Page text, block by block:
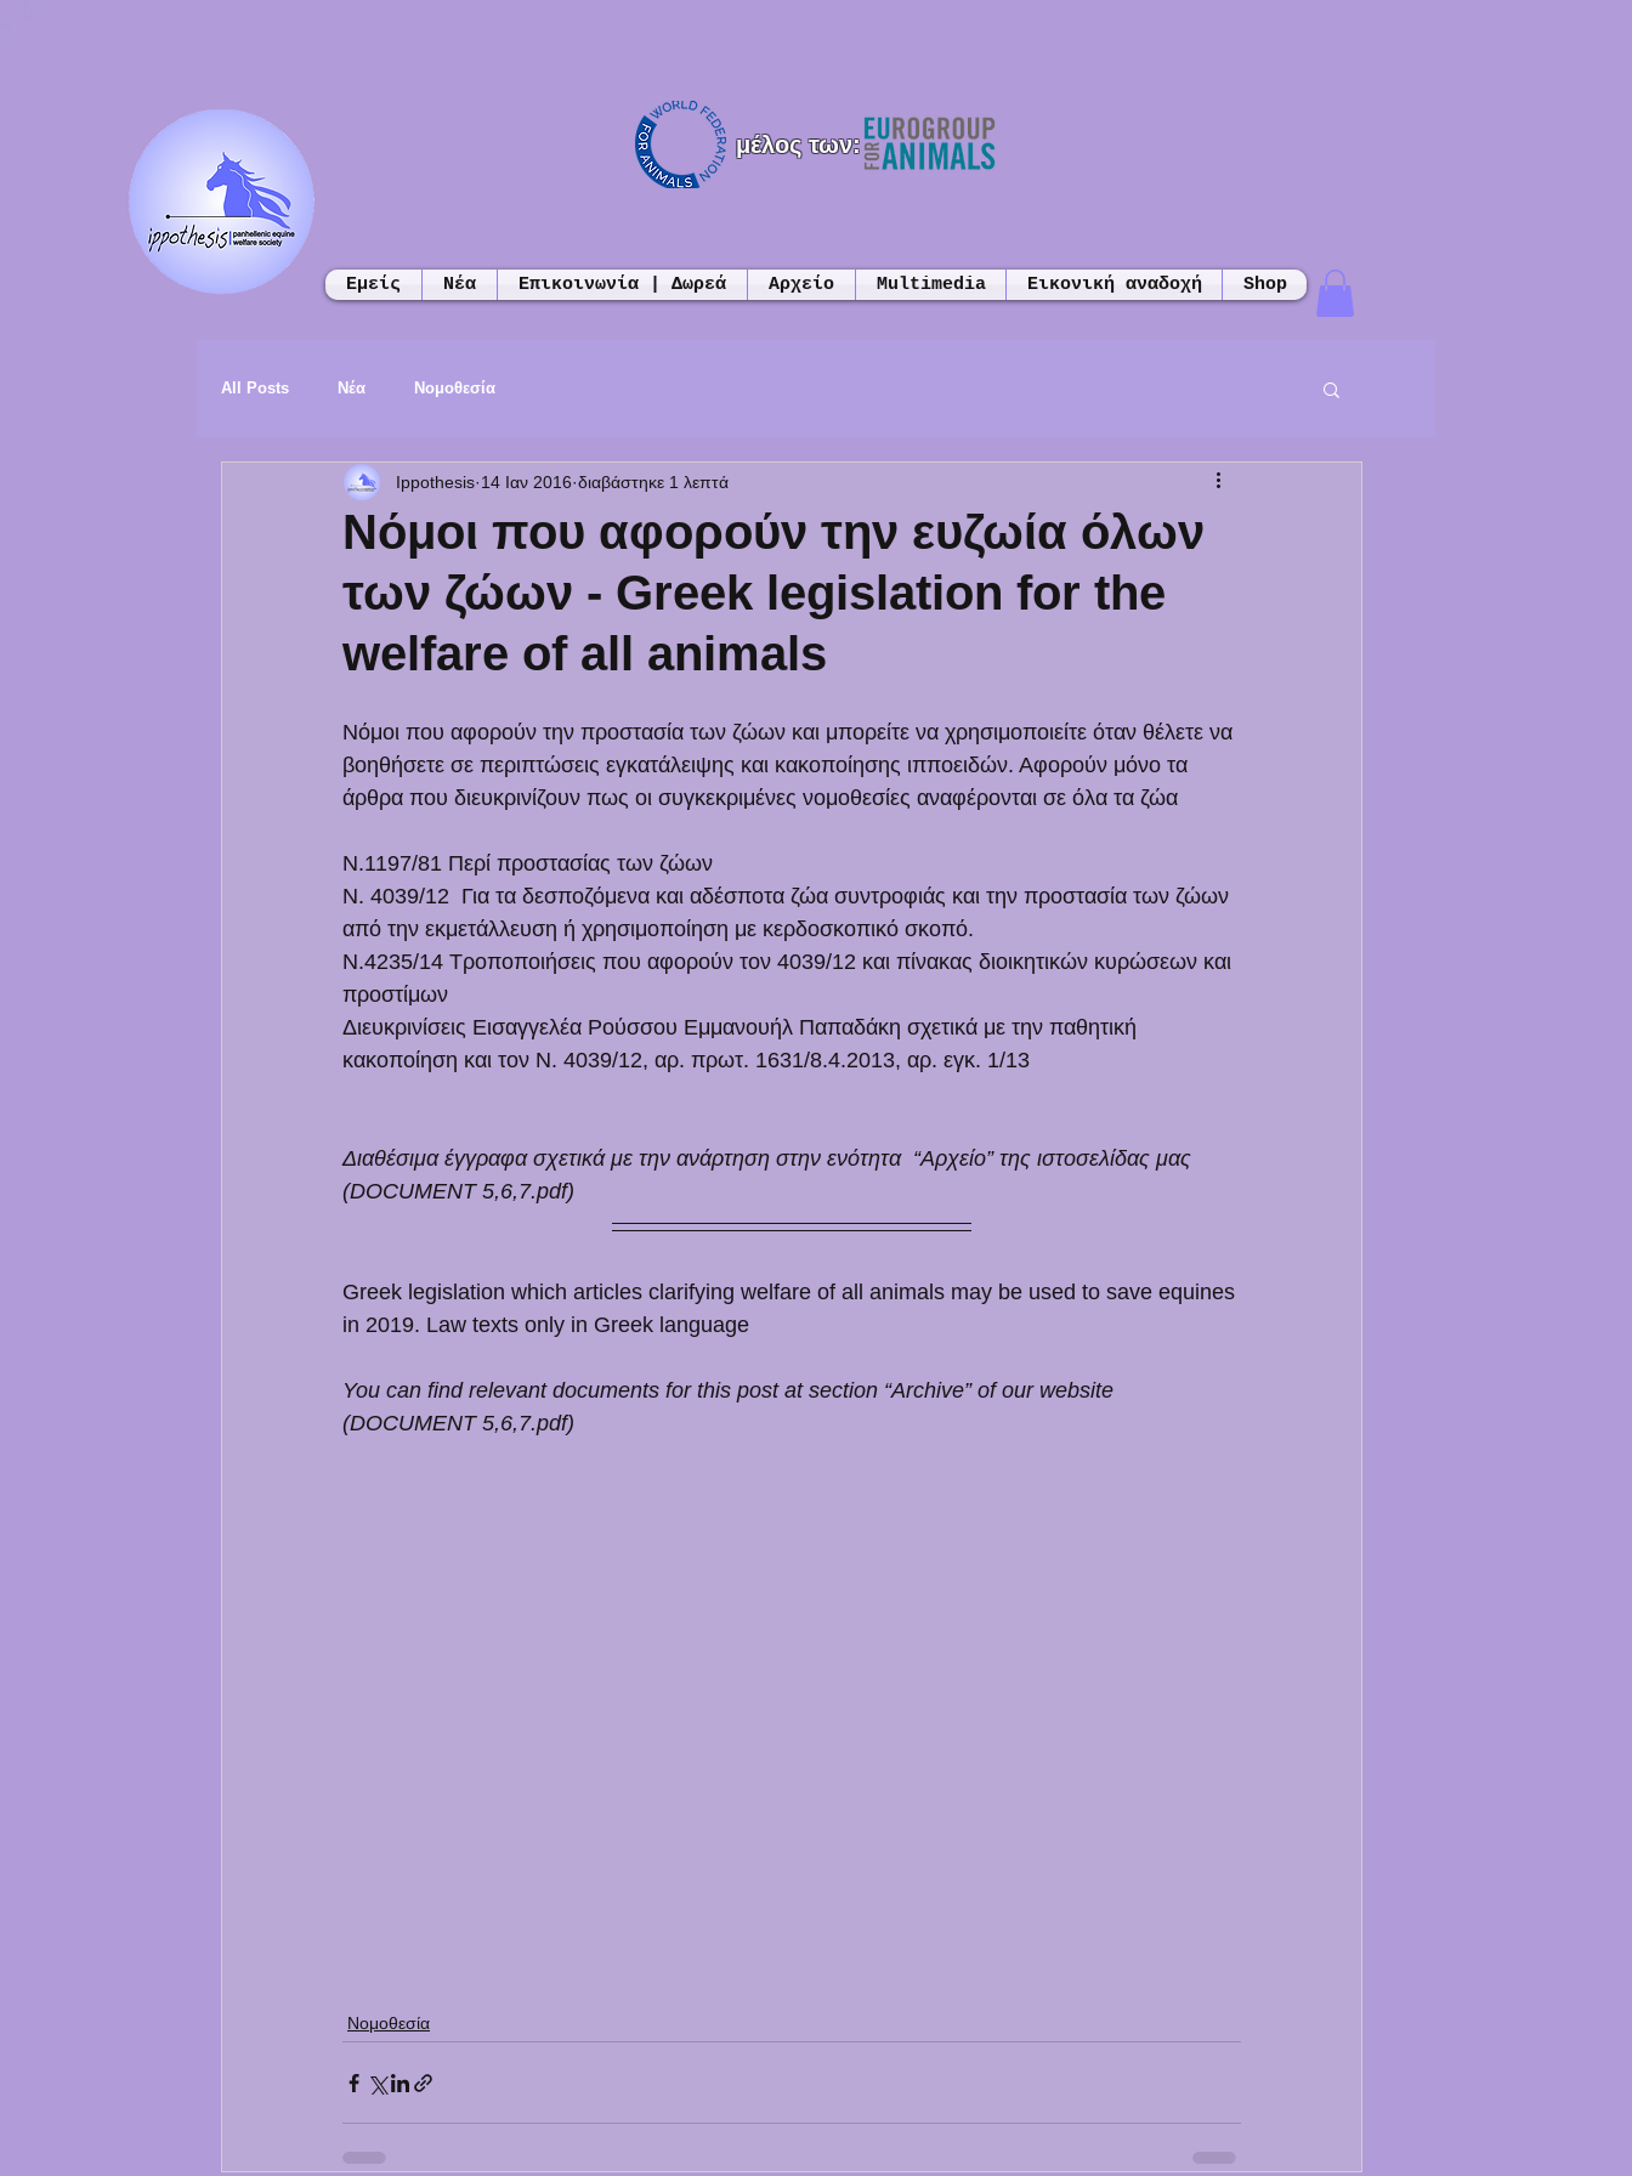
μέλος των:
Εμείς Νέα Επικοινωνία | Δωρεά Αρχείο Multimedia Εικονική αναδοχή Shop
All Posts Νέα Νομοθεσία
Νόμοι που αφορούν την ευζωία όλων
των ζώων - Greek legislation for the
welfare of all animals
Ippothesis 14 Ιαν 2016 διαβάστηκε 1 λεπτά
Νόμοι που αφορούν την προστασία των ζώων και μπορείτε να χρησιμοποιείτε όταν θέλετε να
βοηθήσετε σε περιπτώσεις εγκατάλειψης και κακοποίησης ιπποειδών. Αφορούν μόνο τα
άρθρα που διευκρινίζουν πως οι συγκεκριμένες νομοθεσίες αναφέρονται σε όλα τα ζώα
Ν.1197/81 Περί προστασίας των ζώων
Ν. 4039/12  Για τα δεσποζόμενα και αδέσποτα ζώα συντροφιάς και την προστασία των ζώων
από την εκμετάλλευση ή χρησιμοποίηση με κερδοσκοπικό σκοπό.
Ν.4235/14 Τροποποιήσεις που αφορούν τον 4039/12 και πίνακας διοικητικών κυρώσεων και
προστίμων
Διευκρινίσεις Εισαγγελέα Ρούσσου Εμμανουήλ Παπαδάκη σχετικά με την παθητική
κακοποίηση και τον Ν. 4039/12, αρ. πρωτ. 1631/8.4.2013, αρ. εγκ. 1/13
Διαθέσιμα έγγραφα σχετικά με την ανάρτηση στην ενότητα  “Αρχείο” της ιστοσελίδας μας
(DOCUMENT 5,6,7.pdf)
Greek legislation which articles clarifying welfare of all animals may be used to save equines
in 2019. Law texts only in Greek language
You can find relevant documents for this post at section “Archive” of our website
(DOCUMENT 5,6,7.pdf)
Νομοθεσία